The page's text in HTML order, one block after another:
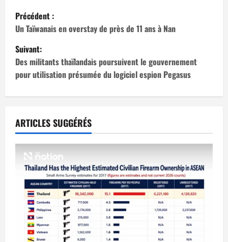
N
a
v
i
g
a
t
i
Précédent :
Un Taïwanais en overstay de près de 11 ans à Nan
Suivant:
Des militants thaïlandais poursuivent le gouvernement
pour utilisation présumée du logiciel espion Pegasus
ARTICLES SUGGÉRÉS